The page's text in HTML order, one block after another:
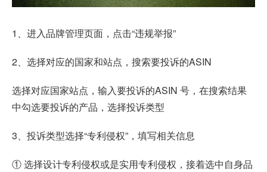
1、进入品牌管理页面，点击“违规举报”
2、选择对应的国家和站点，搜索要投诉的ASIN
选择对应国家站点，输入要投诉的ASIN 号，在搜索结果
中勾选要投诉的产品，选择投诉类型
3、投诉类型选择“专利侵权”，填写相关信息
① 选择设计专利侵权或是实用专利侵权，接着选中自身品